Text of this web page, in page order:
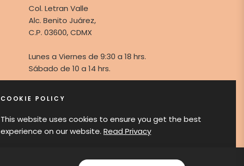
Col. Letran Valle
Alc. Benito Juárez,
C.P. 03600, CDMX
Lunes a Viernes de 9:30 a 18 hrs.
Sábado de 10 a 14 hrs.
Fb Ins
COOKIE POLICY
This website uses cookies to ensure you get the best
experience on our website. Read Privacy